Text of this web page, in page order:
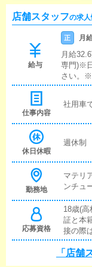
店舗スタッフの求人
給与
正 月
月給
専門)※
さい。※
罰金、
仕事内容
社用車
休日休暇
週休制
勤務地
マテリ
ンチュ
応募資格
18歳(
証と本
接の際
い。※
はお断
「店舗